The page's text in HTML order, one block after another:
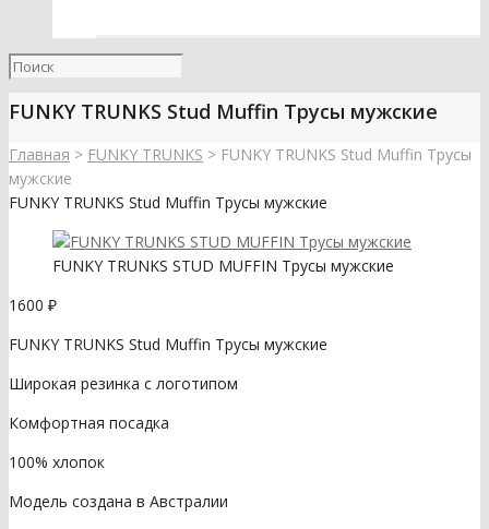
FUNKY TRUNKS Stud Muffin Трусы мужские
Главная > FUNKY TRUNKS > FUNKY TRUNKS Stud Muffin Трусы
мужские
FUNKY TRUNKS Stud Muffin Трусы мужские
FUNKY TRUNKS STUD MUFFIN Трусы мужские
1600 ₽
FUNKY TRUNKS Stud Muffin Трусы мужские
Широкая резинка с логотипом
Комфортная посадка
100% хлопок
Модель создана в Австралии